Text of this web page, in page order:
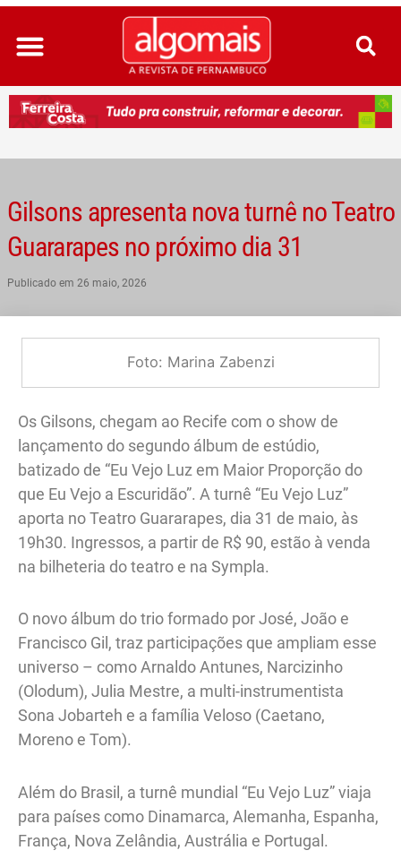
Ir
para
conteúdo
Gilsons apresenta nova turnê no Teatro
Guararapes no próximo dia 31
Publicado em 26 maio, 2026
Foto: Marina Zabenzi
Os Gilsons, chegam ao Recife com o show de
lançamento do segundo álbum de estúdio,
batizado de “Eu Vejo Luz em Maior Proporção do
que Eu Vejo a Escuridão”. A turnê “Eu Vejo Luz”
aporta no Teatro Guararapes, dia 31 de maio, às
19h30. Ingressos, a partir de R$ 90, estão à venda
na bilheteria do teatro e na Sympla.
O novo álbum do trio formado por José, João e
Francisco Gil, traz participações que ampliam esse
universo – como Arnaldo Antunes, Narcizinho
(Olodum), Julia Mestre, a multi-instrumentista
Sona Jobarteh e a família Veloso (Caetano,
Moreno e Tom).
Além do Brasil, a turnê mundial “Eu Vejo Luz” viaja
para países como Dinamarca, Alemanha, Espanha,
França, Nova Zelândia, Austrália e Portugal.